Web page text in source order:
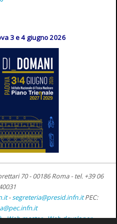
3 e 4 giugno 2026
70 - 00186 Roma -tel. +39 06
-segreteria@presid.infn.it PEC:
-Web master-Web developer